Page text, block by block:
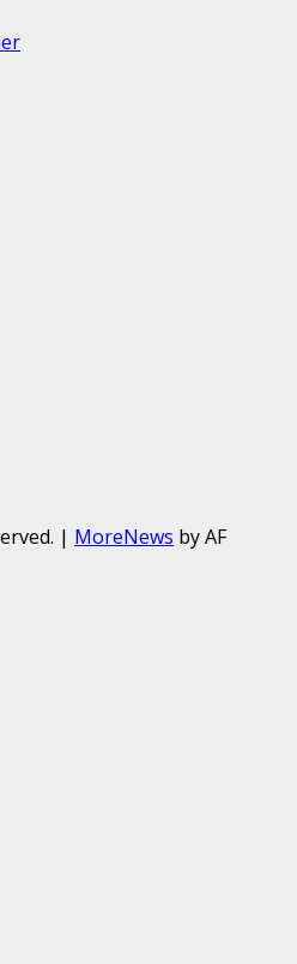
| MoreNews by AF